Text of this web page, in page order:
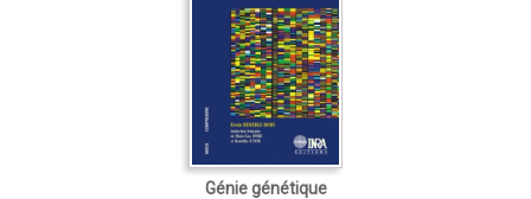
Génie génétique